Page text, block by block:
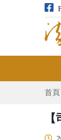
首頁